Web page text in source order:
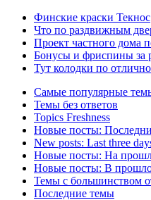
Финские краски Текнос
Что по раздвижным
Проект частного дома
Бонусы и фриспины за
Тут колодки по
Самые популярные
Темы без ответов
Topics Freshness
Новые посты:
New posts: Last three
Новые посты: На
Новые посты: В
Темы с большинством
Последние темы